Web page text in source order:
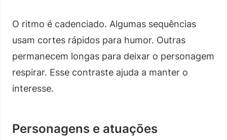
O ritmo é cadenciado. Algumas sequências
usam cortes rápidos para humor. Outras
permanecem longas para deixar o personagem
respirar. Esse contraste ajuda a manter o
interesse.
Personagens e atuações